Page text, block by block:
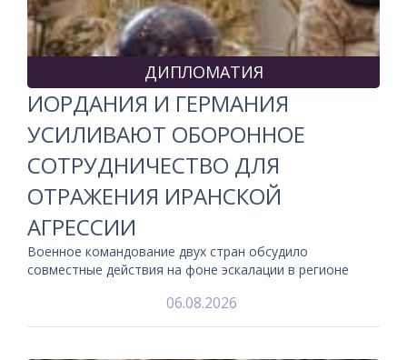
ДИПЛОМАТИЯ
ИОРДАНИЯ И ГЕРМАНИЯ
УСИЛИВАЮТ ОБОРОННОЕ
СОТРУДНИЧЕСТВО ДЛЯ
ОТРАЖЕНИЯ ИРАНСКОЙ
АГРЕССИИ
Военное командование двух стран обсудило
совместные действия на фоне эскалации в регионе
06.08.2026